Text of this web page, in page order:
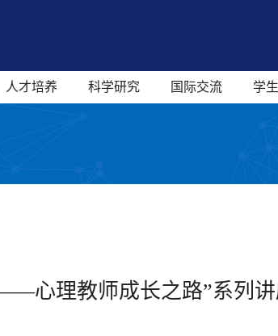
人才培养 科学研究 国际交流 学
心理教师成长之路”系列